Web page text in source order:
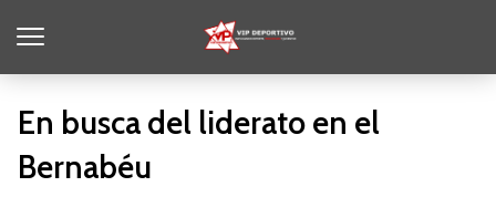
En busca del liderato en el
Bernabéu